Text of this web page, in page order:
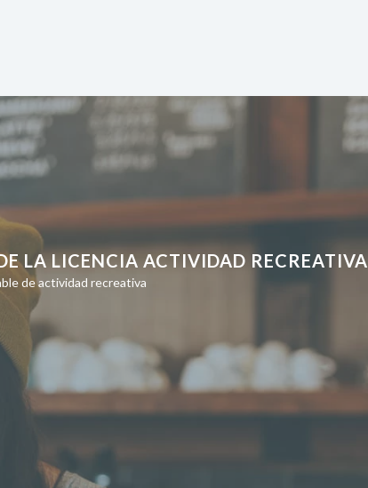
LA LICENCIA ACTIVIDAD RECREATIVA
de actividad recreativa
¡ A tu ritmo!